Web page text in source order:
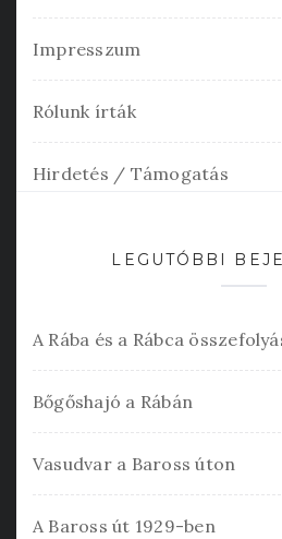
Impresszum
Rólunk írták
Hirdetés / Támogatás
LEGUTÓBBI
A Rába és a Rábca
Bőgőshajó a Rábán
Vasudvar a Baross úton
A Baross út 1929-ben